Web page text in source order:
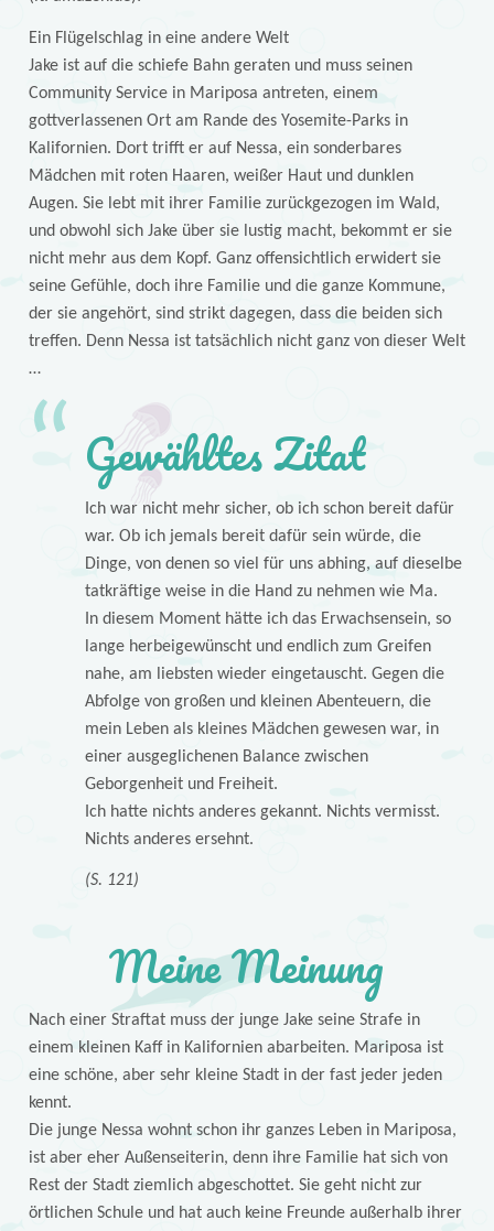
Ein Flügelschlag in eine andere Welt
Jake ist auf die schiefe Bahn geraten und muss seinen
Community Service in Mariposa antreten, einem
gottverlassenen Ort am Rande des Yosemite-Parks in
Kalifornien. Dort trifft er auf Nessa, ein sonderbares
Mädchen mit roten Haaren, weißer Haut und dunklen
Augen. Sie lebt mit ihrer Familie zurückgezogen im Wald,
und obwohl sich Jake über sie lustig macht, bekommt er sie
nicht mehr aus dem Kopf. Ganz offensichtlich erwidert sie
seine Gefühle, doch ihre Familie und die ganze Kommune,
der sie angehört, sind strikt dagegen, dass die beiden sich
treffen. Denn Nessa ist tatsächlich nicht ganz von dieser Welt
…
Gewähltes Zitat
Ich war nicht mehr sicher, ob ich schon bereit dafür
war. Ob ich jemals bereit dafür sein würde, die
Dinge, von denen so viel für uns abhing, auf dieselbe
tatkräftige weise in die Hand zu nehmen wie Ma.
In diesem Moment hätte ich das Erwachsensein, so
lange herbeigewünscht und endlich zum Greifen
nahe, am liebsten wieder eingetauscht. Gegen die
Abfolge von großen und kleinen Abenteuern, die
mein Leben als kleines Mädchen gewesen war, in
einer ausgeglichenen Balance zwischen
Geborgenheit und Freiheit.
Ich hatte nichts anderes gekannt. Nichts vermisst.
Nichts anderes ersehnt.
(S. 121)
Meine Meinung
Nach einer Straftat muss der junge Jake seine Strafe in
einem kleinen Kaff in Kalifornien abarbeiten. Mariposa ist
eine schöne, aber sehr kleine Stadt in der fast jeder jeden
kennt.
Die junge Nessa wohnt schon ihr ganzes Leben in Mariposa,
ist aber eher Außenseiterin, denn ihre Familie hat sich von
Rest der Stadt ziemlich abgeschottet. Sie geht nicht zur
örtlichen Schule und hat auch keine Freunde außerhalb ihrer